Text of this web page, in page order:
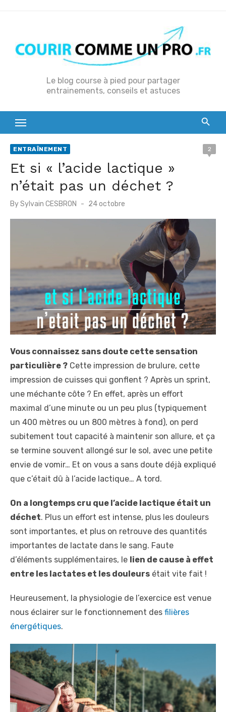
t
Le blog course à pied pour partager
entrainements, conseils et astuces
ENTRAÎNEMENT 2
Et si « l’acide lactique »
n’était pas un déchet ?
BySylvain CESBRON
P
s
n
24 octobre
Vous connaissez sans doute cette sensation
particulière ? Cette impression de brulure, cette
impression de cuisses qui gonflent ? Après un sprint,
une méchante côte ? En effet, après un effort
maximal d’une minute ou un peu plus (typiquement
un 400 mètres ou un 800 mètres à fond), on perd
subitement tout capacité à maintenir son allure, et ça
se termine souvent allongé sur le sol, avec une petite
envie de vomir… Et on vous a sans doute déjà expliqué
que c’était dû à l’acide lactique… A tord.
On a longtemps cru que l’acide lactique était un
déchet. Plus un effort est intense, plus les douleurs
sont importantes, et plus on retrouve des quantités
importantes de lactate dans le sang. Faute
d’éléments supplémentaires, le lien de cause à effet
entre les lactates et les douleurs était vite fait !
Heureusement, la physiologie de l’exercice est venue
nous éclairer sur le fonctionnement des filières
énergétiques.